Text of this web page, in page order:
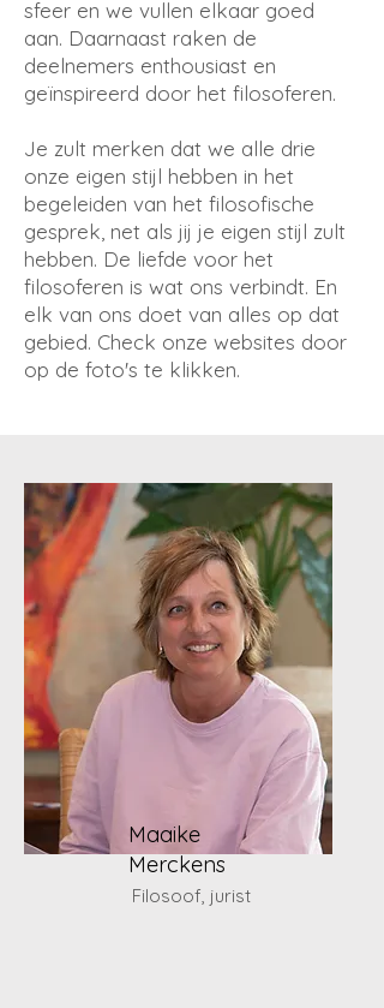
sfeer en we vullen elkaar goed
aan. Daarnaast raken de
deelnemers enthousiast en
geïnspireerd door het filosoferen.
Je zult merken dat we alle drie
onze eigen stijl hebben in het
begeleiden van het filosofische
gesprek, net als jij je eigen stijl zult
hebben. De liefde voor het
filosoferen is wat ons verbindt. En
elk van ons doet van alles op dat
gebied. Check onze websites door
op de foto's te klikken.
Maaike
Merckens
Filosoof, jurist